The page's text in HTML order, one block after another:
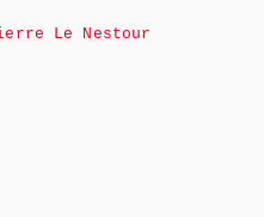
Le Nestour